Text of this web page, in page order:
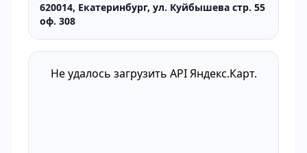
620014, Екатеринбург, ул. Куйбышева стр. 55
оф. 308
Не удалось загрузить API Яндекс.Карт.